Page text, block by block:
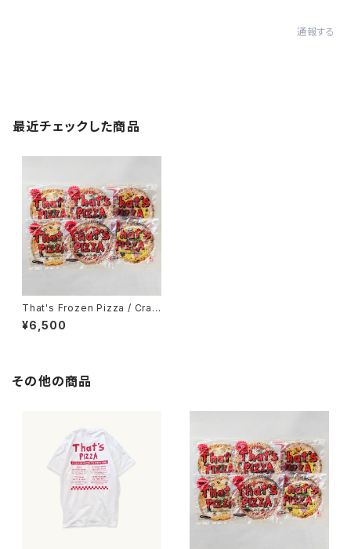
通報する
最近チェックした商品
That's Frozen Pizza / Craft
Pizza 6枚set
¥6,500
その他の商品